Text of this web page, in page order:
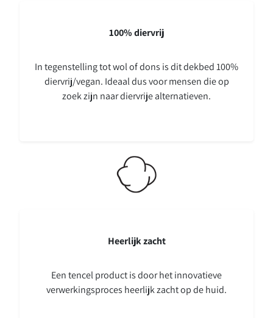
100% diervrij
In tegenstelling tot wol of dons is dit dekbed 100%
diervrij/vegan. Ideaal dus voor mensen die op
zoek zijn naar diervrije alternatieven.
Heerlijk zacht
Een tencel product is door het innovatieve
verwerkingsproces heerlijk zacht op de huid.